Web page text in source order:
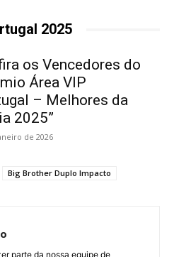
2025
os Vencedores do
Área VIP
– Melhores da
2025”
de 2026
Big Brother Duplo Impacto
parte da nossa equipe de